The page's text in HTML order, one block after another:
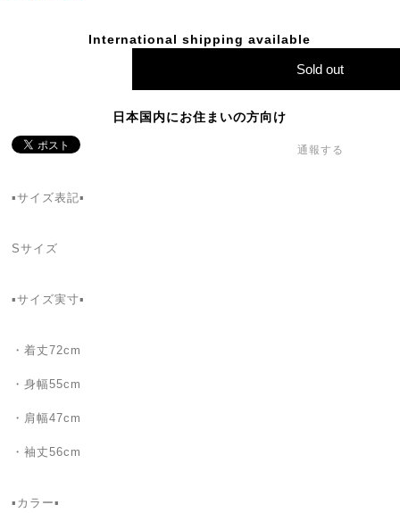
International shipping available
Sold out
日本国内にお住まいの方向け
通報する
▪️サイズ表記▪
Sサイズ
▪️サイズ実寸▪️
・着丈72cm
・身幅55cm
・肩幅47cm
・袖丈56cm
▪カラー▪